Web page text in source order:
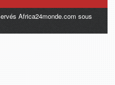
Africa24monde.com sous